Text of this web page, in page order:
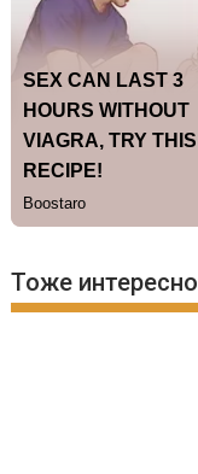
Тоже интересно